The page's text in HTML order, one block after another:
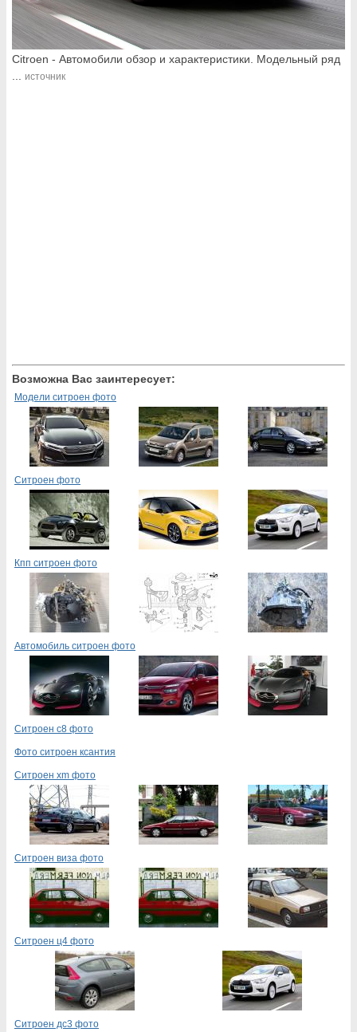
Citroen - Автомобили обзор и характеристики. Модельный ряд
... источник
Возможна Вас заинтересует:
Модели ситроен фото
Ситроен фото
Кпп ситроен фото
Автомобиль ситроен фото
Ситроен с8 фото
Фото ситроен ксантия
Ситроен xm фото
Ситроен виза фото
Ситроен ц4 фото
Ситроен дс3 фото